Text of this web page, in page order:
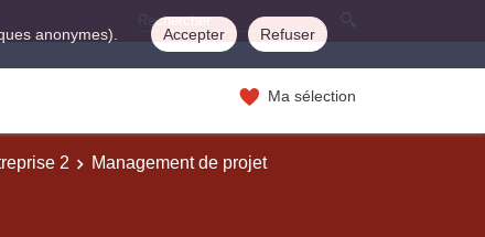
anonymes). Accepter Refuser
Ma sélection
2 Management de projet